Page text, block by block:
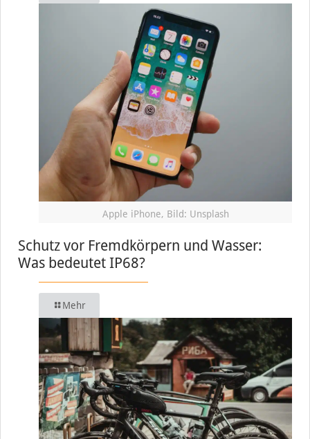
Apple iPhone, Bild: Unsplash
Schutz vor Fremdkörpern und Wasser:
Was bedeutet IP68?
Mehr